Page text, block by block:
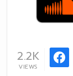
VIEWS
2.2K